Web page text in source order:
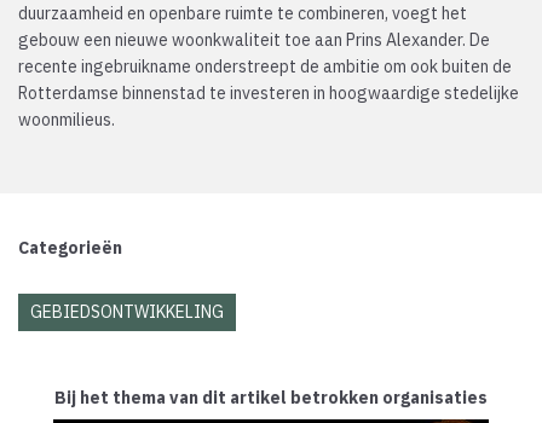
duurzaamheid en openbare ruimte te combineren, voegt het
gebouw een nieuwe woonkwaliteit toe aan Prins Alexander. De
recente ingebruikname onderstreept de ambitie om ook buiten de
Rotterdamse binnenstad te investeren in hoogwaardige stedelijke
woonmilieus.
Categorieën
GEBIEDSONTWIKKELING
Bij het thema van dit artikel betrokken organisaties